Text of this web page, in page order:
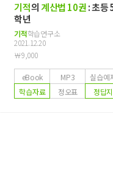
기적의계산법10권: 초등
학년
기적학습연구소
2021.12.20
￦9,000
eBook MP3
실습예
학습자료
정오표 정답지